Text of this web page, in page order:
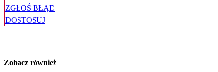
ZGŁOŚ BŁĄD
DOSTOSUJ
Zobacz również